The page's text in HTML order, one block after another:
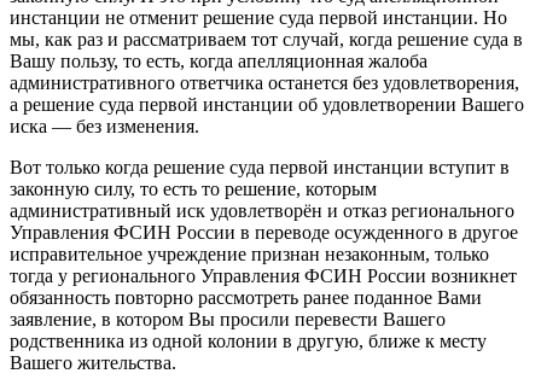
инстанции не отменит решение суда первой инстанции. Но
мы, как раз и рассматриваем тот случай, когда решение суда в
Вашу пользу, то есть, когда апелляционная жалоба
административного ответчика останется без удовлетворения,
а решение суда первой инстанции об удовлетворении Вашего
иска — без изменения.
Вот только когда решение суда первой инстанции вступит в
законную силу, то есть то решение, которым
административный иск удовлетворён и отказ регионального
Управления ФСИН России в переводе осужденного в другое
исправительное учреждение признан незаконным, только
тогда у регионального Управления ФСИН России возникнет
обязанность повторно рассмотреть ранее поданное Вами
заявление, в котором Вы просили перевести Вашего
родственника из одной колонии в другую, ближе к месту
Вашего жительства.